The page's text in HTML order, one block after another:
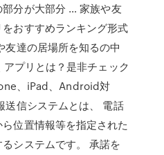
分が大部分 … 家族や友
おすすめランキング形式
達の居場所を知るの中
プリとは？是非チェック
、iPad、Android対
送信システムとは、 電話
位置情報等を指定された
システムです。 承諾を